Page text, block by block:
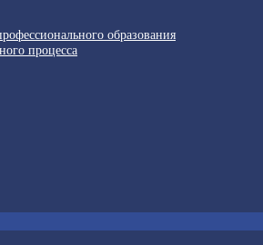
образования
процесса